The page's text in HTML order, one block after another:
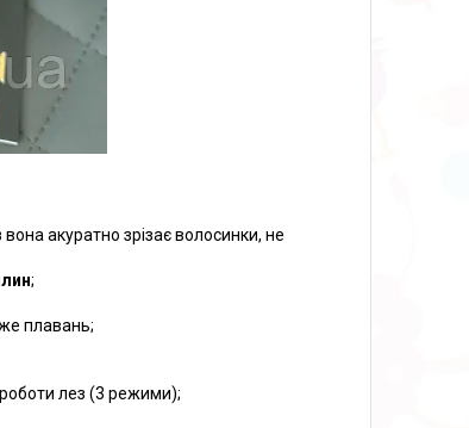
акуратно зрізає волосинки, не
;
плавань;
лез (3 режими);